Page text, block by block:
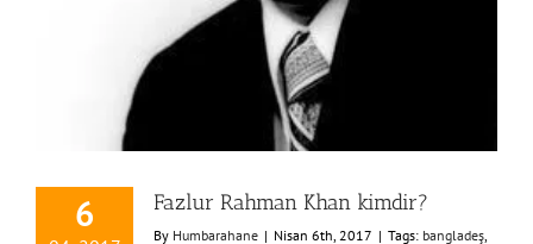
6 Fazlur Rahman Khan kimdir?
By Humbarahane | Nisan 6th, 2017 | Tags: bangladeş